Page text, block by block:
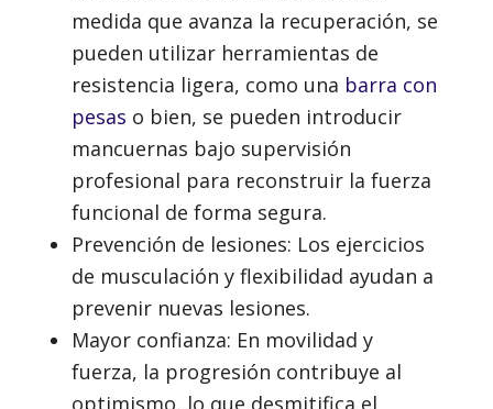
medida que avanza la recuperación, se
pueden utilizar herramientas de
resistencia ligera, como una barra con
pesas o bien, se pueden introducir
mancuernas bajo supervisión
profesional para reconstruir la fuerza
funcional de forma segura.
Prevención de lesiones: Los ejercicios
de musculación y flexibilidad ayudan a
prevenir nuevas lesiones.
Mayor confianza: En movilidad y
fuerza, la progresión contribuye al
optimismo, lo que desmitifica el